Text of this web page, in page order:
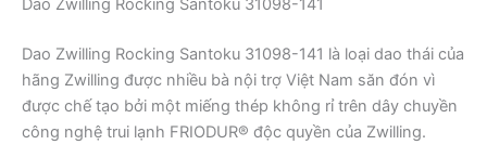
Dao Zwilling Rocking Santoku 31098-141
Dao Zwilling Rocking Santoku 31098-141 là loại dao thái của
hãng Zwilling được nhiều bà nội trợ Việt Nam săn đón vì
được chế tạo bởi một miếng thép không rỉ trên dây chuyền
công nghệ trui lạnh FRIODUR® độc quyền của Zwilling.